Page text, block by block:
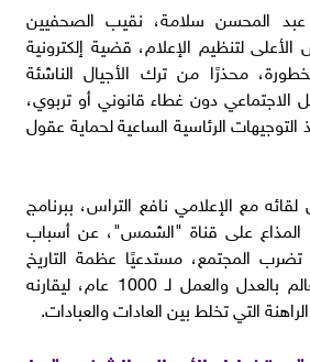
المحسن سلامة، نقيب الصحفيين
لتنظيم الإعلام، قضية إلكترونية
محذرًا من ترك الأجيال الناشئة
دون غطاء قانوني أو تربوي،
التوجيهات الرئاسية الساعية لحماية عقول
مع الإعلامي نافع التراس، ببرنامج
المذاع على قناة "الشمس"، عن أسباب
تضرب المجتمع، مستدعيًا عظمة التاريخ
الإسلامي الذي قاد العالم بالعدل والعمل لـ 1000 عام، ليقارنه
التي تخلط بين العادات والعبادات.